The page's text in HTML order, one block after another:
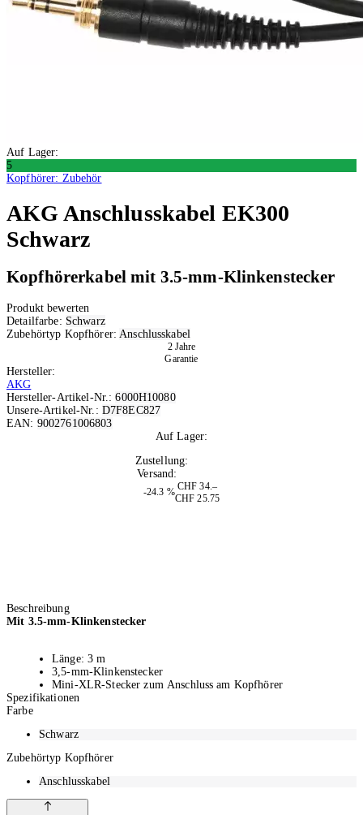
Auf Lager:
5
Kopfhörer: Zubehör
AKG Anschlusskabel EK300
Schwarz
Kopfhörerkabel mit 3.5-mm-Klinkenstecker
Produkt bewerten
Detailfarbe: Schwarz
Zubehörtyp Kopfhörer: Anschlusskabel
2 Jahre
Garantie
Hersteller:
AKG
Hersteller-Artikel-Nr.:6000H10080
Unsere-Artikel-Nr.: D7F8EC827
EAN: 9002761006803
Auf Lager:
Zustellung:
Versand:
-24.3 %
CHF 34.–
CHF 25.75
Beschreibung
Mit 3.5-mm-Klinkenstecker
Länge: 3 m
3,5-mm-Klinkenstecker
Mini-XLR-Stecker zum Anschluss am Kopfhörer
Dieses Kopfhörerkabel verbinden Sie per Mini-XLR-Stecker mit Ihrem
Spezifikationen
Farbe
Schwarz
Zubehörtyp Kopfhörer
Anschlusskabel